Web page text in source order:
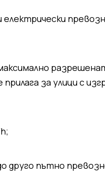
електрически
за улици с
друго пътно